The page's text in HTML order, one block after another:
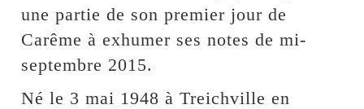
une partie de son premier jour de
Carême à exhumer ses notes de mi-
septembre 2015.
Né le 3 mai 1948 à Treichville en